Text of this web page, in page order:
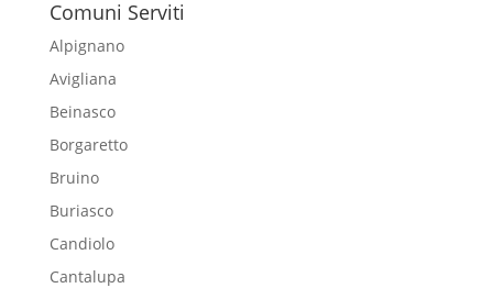
Comuni Serviti
Alpignano
Avigliana
Beinasco
Borgaretto
Bruino
Buriasco
Candiolo
Cantalupa